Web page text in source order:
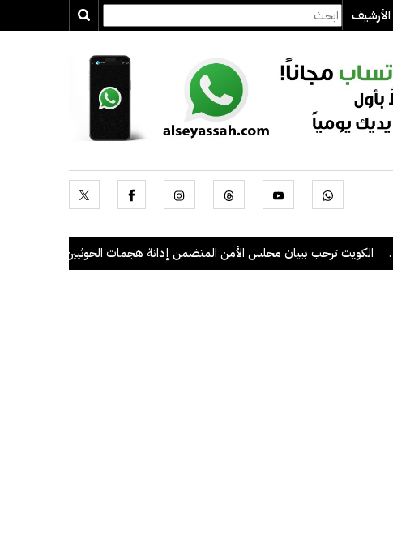
الأرشيف
الكويت ترحب ببيان مجلس الأمن المتضمن إدانة هجمات الحوثيين على السعودية